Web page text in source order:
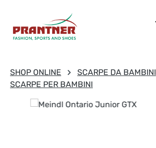
Passa al contenuto principale
SHOP ONLINE
SCARPE DA BAMBINI
SCARPE PER BAMBINI
Salta la galleria di immagini